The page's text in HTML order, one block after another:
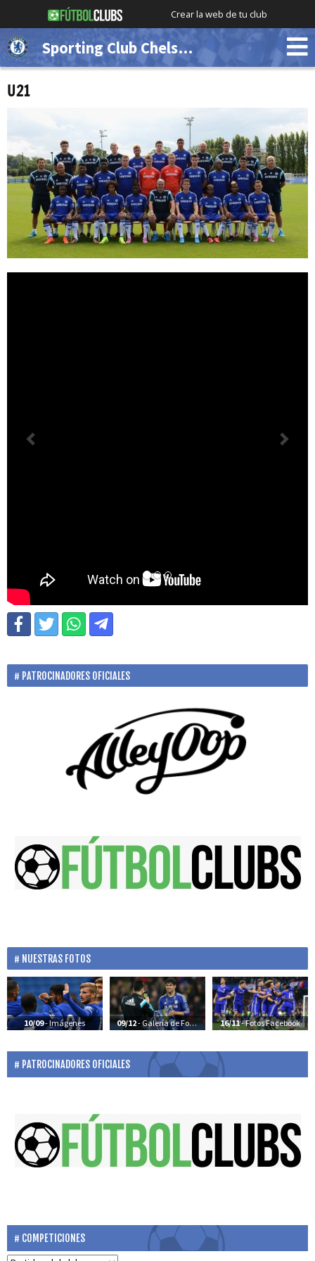
Crear la web de tu club
Sporting Club Chelsea (Demo)
U21
PATROCINADORES OFICIALES
NUESTRAS FOTOS
10/09- Imágenes 09/12- Galería de Fotos 16/11- Fotos Facebook
PATROCINADORES OFICIALES
COMPETICIONES